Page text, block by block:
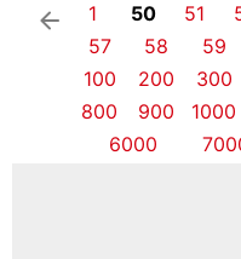
arrow_left 1 50 51
57
58 59
100
200 300
800
900 1000
6000